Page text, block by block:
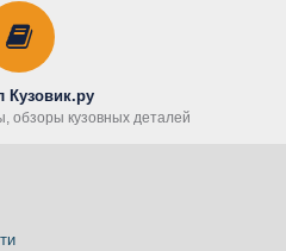
Кузовик.ру
обзоры кузовных деталей